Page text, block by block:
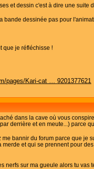
et dessin c'est à dire une suite
bande dessinée pas pour
que je réfléchisse !
pages/Kari-cat … 9201377621
dans la cave où vous
derrière et en meute...) parce
bannir du forum parce que je
et qui se prennent pour
nerfs sur ma gueule alors tu vas